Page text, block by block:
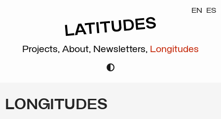
EN ES
Projects, About, Newsletters, Longitudes
LONGITUDES